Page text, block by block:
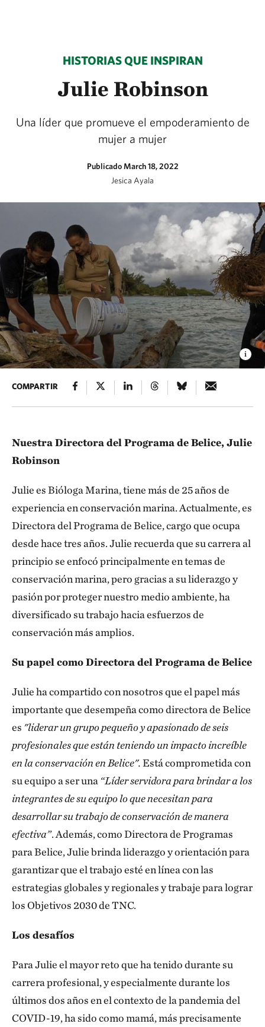
HISTORIAS QUE INSPIRAN
Julie Robinson
Una líder que promueve el empoderamiento de
mujer a mujer
Publicado March 18, 2022
Jesica Ayala
COMPARTIR
Nuestra Directora del Programa de Belice, Julie
Robinson
Julie es Bióloga Marina, tiene más de 25 años de
experiencia en conservación marina. Actualmente, es
Directora del Programa de Belice, cargo que ocupa
desde hace tres años. Julie recuerda que su carrera al
principio se enfocó principalmente en temas de
conservación marina, pero gracias a su liderazgo y
pasión por proteger nuestro medio ambiente, ha
diversificado su trabajo hacia esfuerzos de
conservación más amplios.
Su papel como Directora del Programa de Belice
Julie ha compartido con nosotros que el papel más
importante que desempeña como directorade Belice
es "liderar un grupo pequeño y apasionado de seis
profesionales que están teniendo un impacto increíble
en la conservación en Belice".Está comprometida con
su equipo a ser una “Líder servidora para brindar a los
integrantes de su equipo lo que necesitan para
desarrollar su trabajo de conservación de manera
efectiva”. Además, como Directora de Programas
para Belice, Julie brinda liderazgo y orientación para
garantizar que el trabajo esté en línea con las
estrategias globales y regionales y trabaje para lograr
los Objetivos 2030 de TNC.
Los desafíos
Para Julie el mayor reto que ha tenido durante su
carrera profesional, y especialmente durante los
últimos dos años en el contexto de la pandemia del
COVID-19, ha sido como mamá, más precisamente